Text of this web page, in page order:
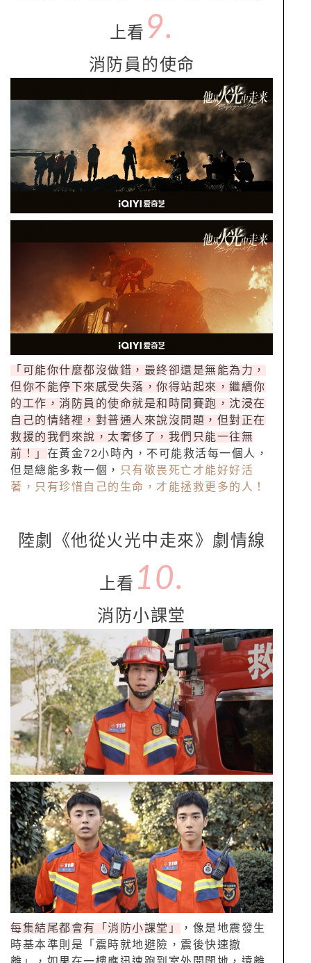
上看 9.
消防員的使命
「可能你什麼都沒做錯，最終卻還是無能為力，
但你不能停下來感受失落，你得站起來，繼續你
的工作，消防員的使命就是和時間賽跑，沈浸在
自己的情緒裡，對普通人來說沒問題，但對正在
救援的我們來說，太奢侈了，我們只能一往無
前！」 在黃金72小時內，不可能救活每一個人，
但是總能多救一個，
只有敬畏死亡才能好好活
著，只有珍惜自己的生命，才能拯救更多的人！
陸劇《他從火光中走來》劇情線
上看 10.
消防小課堂
每集結尾都會有「消防小課堂」
，像是地震發生
時基本準則是「震時就地避險，震後快速撤